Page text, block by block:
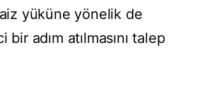
yüküne yönelik de
adım atılmasını talep